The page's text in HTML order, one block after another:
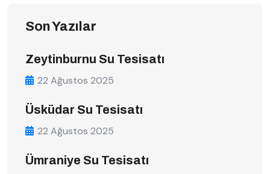
Son Yazılar
Zeytinburnu Su Tesisatı
22 Ağustos 2025
Üsküdar Su Tesisatı
22 Ağustos 2025
Ümraniye Su Tesisatı